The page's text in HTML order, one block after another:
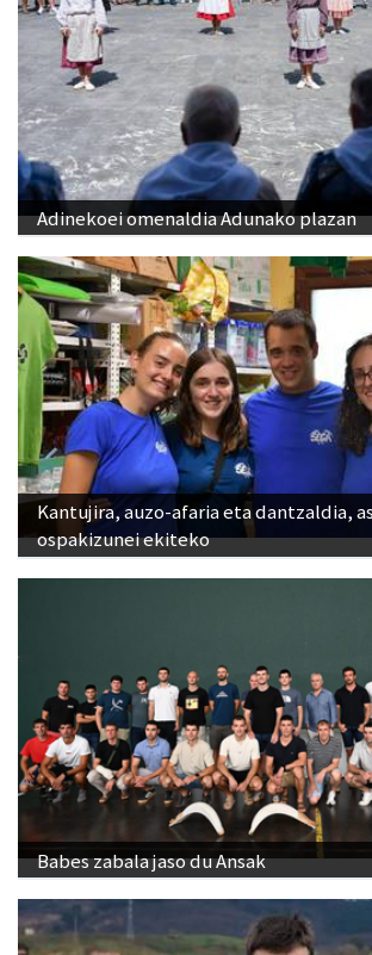
Adinekoei omenaldia Adunako plazan
Kantujira, auzo-afaria eta dantzaldia,
ospakizunei ekiteko
Babes zabala jaso du Ansak